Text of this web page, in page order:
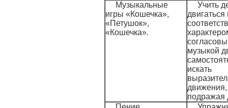
Музыкальные
игры «Кошечка»,
«Петушок»,
«Кошечка».
Учить
двигаться
музыкой
искать
подражая